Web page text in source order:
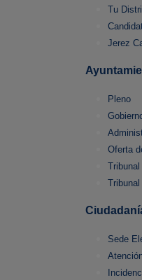
Tu
Jerez
Pleno
Oferta
Sede